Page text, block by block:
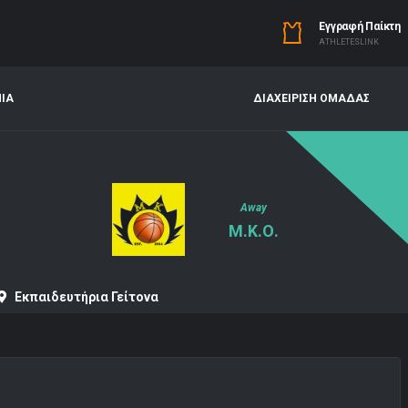
Εγγραφή Παίκτη
ΑTHLETESLINK
ΔΙΑΧΕΙΡΙΣΗ ΟΜΑΔΑΣ
Away
Μ.Κ.Ο.
Εκπαιδευτήρια Γείτονα